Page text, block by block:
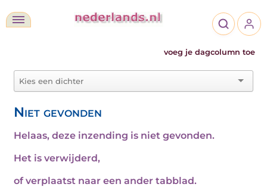
voeg je dagcolumn toe
Niet gevonden
Helaas, deze inzending is niet gevonden.
Het is verwijderd,
of verplaatst naar een ander tabblad.